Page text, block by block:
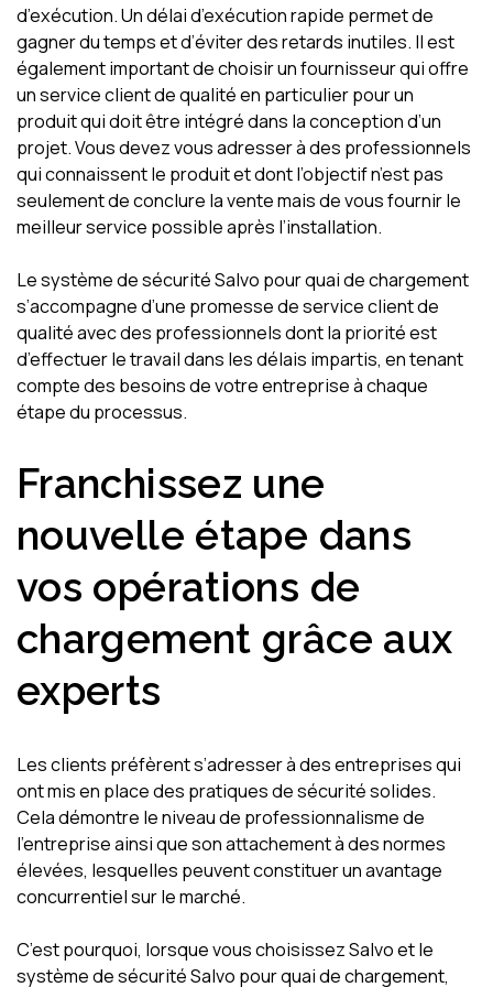
d’exécution. Un délai d’exécution rapide permet de
gagner du temps et d’éviter des retards inutiles. Il est
également important de choisir un fournisseur qui offre
un service client de qualité en particulier pour un
produit qui doit être intégré dans la conception d’un
projet. Vous devez vous adresser à des professionnels
qui connaissent le produit et dont l’objectif n’est pas
seulement de conclure la vente mais de vous fournir le
meilleur service possible après l’installation.
Le système de sécurité Salvo pour quai de chargement
s’accompagne d’une promesse de service client de
qualité avec des professionnels dont la priorité est
d’effectuer le travail dans les délais impartis, en tenant
compte des besoins de votre entreprise à chaque
étape du processus.
Franchissez une
nouvelle étape dans
vos opérations de
chargement grâce aux
experts
Les clients préfèrent s’adresser à des entreprises qui
ont mis en place des pratiques de sécurité solides.
Cela démontre le niveau de professionnalisme de
l’entreprise ainsi que son attachement à des normes
élevées, lesquelles peuvent constituer un avantage
concurrentiel sur le marché.
C’est pourquoi, lorsque vous choisissez Salvo et le
système de sécurité Salvo pour quai de chargement,